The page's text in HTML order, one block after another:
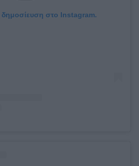
δημοσίευση στο Instagram.